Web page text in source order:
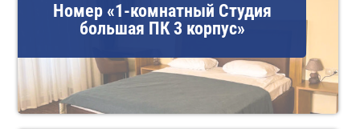
Номер «1-комнатный Студия
большая ПК 3 корпус»